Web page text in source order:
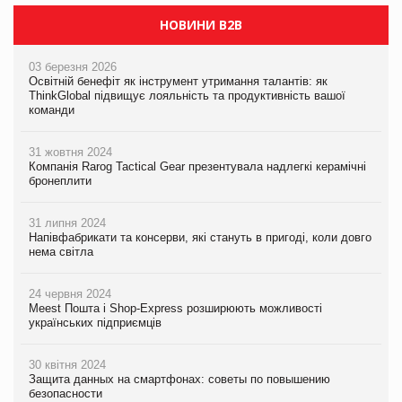
НОВИНИ B2B
03 березня 2026
Освітній бенефіт як інструмент утримання талантів: як
ThinkGlobal підвищує лояльність та продуктивність вашої
команди
31 жовтня 2024
Компанія Rarog Tactical Gear презентувала надлегкі керамічні
бронеплити
31 липня 2024
Напівфабрикати та консерви, які стануть в пригоді, коли довго
нема світла
24 червня 2024
Meest Пошта і Shop-Express розширюють можливості
українських підприємців
30 квітня 2024
Защита данных на смартфонах: советы по повышению
безопасности